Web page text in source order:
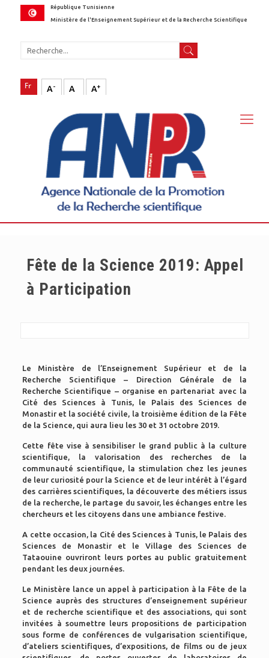
République Tunisienne
Ministère de l'Enseignement Supérieur et de la Recherche Scientifique
A- A A+
Fête de la Science 2019: Appel
à Participation
Le Ministère de l’Enseignement Supérieur et de la
Recherche Scientifique – Direction Générale de la
Recherche Scientifique – organise en partenariat avec la
Cité des Sciences à Tunis, le Palais des Sciences de
Monastir et la société civile, la troisième édition de la Fête
de la Science, qui aura lieu les 30 et 31 octobre 2019.
Cette fête vise à sensibiliser le grand public à la culture
scientifique, la valorisation des recherches de la
communauté scientifique, la stimulation chez les jeunes
de leur curiosité pour la Science et de leur intérêt à l’égard
des carrières scientifiques, la découverte des métiers issus
de la recherche, le partage du savoir, les échanges entre les
chercheurs et les citoyens dans une ambiance festive.
A cette occasion, la Cité des Sciences à Tunis, le Palais des
Sciences de Monastir et le Village des Sciences de
Tataouine ouvriront leurs portes au public gratuitement
pendant les deux journées.
Le Ministère lance un appel à participation à la Fête de la
Science auprès des structures d’enseignement supérieur
et de recherche scientifique et des associations, qui sont
invitées à soumettre leurs propositions de participation
sous forme de conférences de vulgarisation scientifique,
d’ateliers scientifiques, d’expositions, de films ou de jeux